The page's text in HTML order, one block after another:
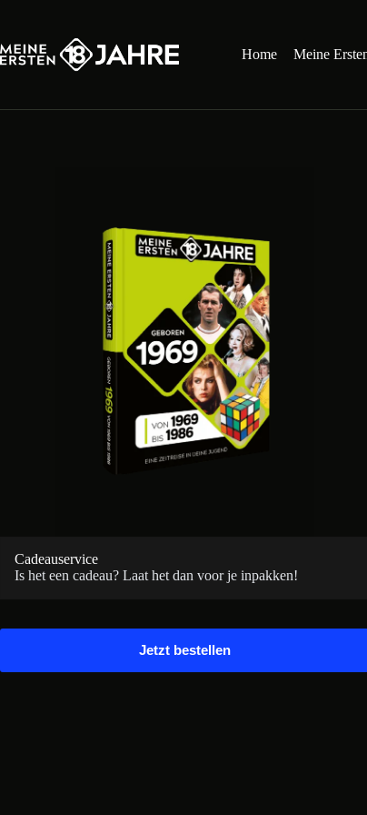
Home
Meine
Cadeauservice
Is het een cadeau? Laat het dan voor je inpakken!
Jetzt bestellen